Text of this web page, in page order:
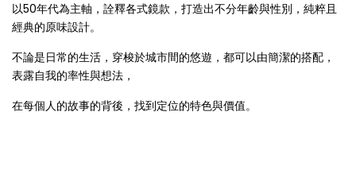
以50年代為主軸，詮釋各式鏡款，打造出不分年齡與性別，純粹且
經典的原味設計。
不論是日常的生活，穿梭於城市間的悠遊，都可以由簡潔的搭配，
表露自我的率性與想法，
在每個人的故事的背後，找到定位的特色與價值。